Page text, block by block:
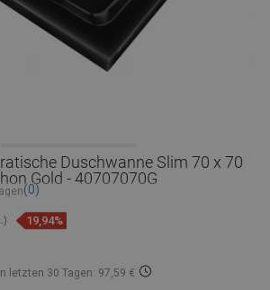
Duschwanne Slim 70 x 70
Gold - 40707070G
(0)
19,94%
letzten 30 Tagen: 97,59 €